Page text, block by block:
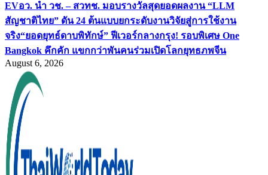
EVอว. นำ วช. – สวทช. มอบรางวัลสุดยอดผลงาน “LLM
สัญชาติไทย” ดัน 24 ต้นแบบยกระดับงานวิจัยสู่การใช้งาน
จริง“ยอดยุทธ์ดาบพิทักษ์” ฟีเวอร์กลางกรุง! รอบพิเศษ One
Bangkok คึกคัก แขกกว่าพันคนร่วมเปิดโลกยุทธภพจีน
August 6, 2026